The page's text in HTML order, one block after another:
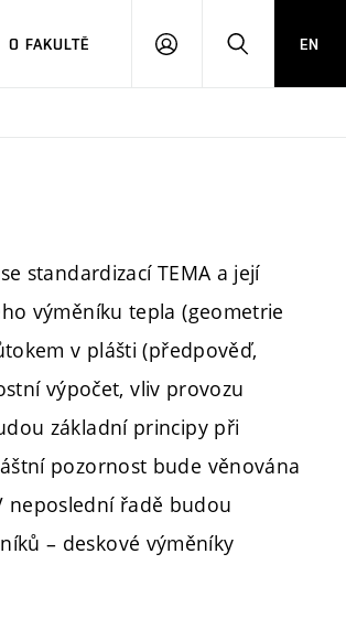
O FAKULTĚ
PŘIHLÁŠENÍHLEDAT
EN
standardizací TEMA a její
výměníku tepla (geometrie
v plášti (předpověď,
výpočet, vliv provozu
základní principy při
pozornost bude věnována
neposlední řadě budou
– deskové výměníky